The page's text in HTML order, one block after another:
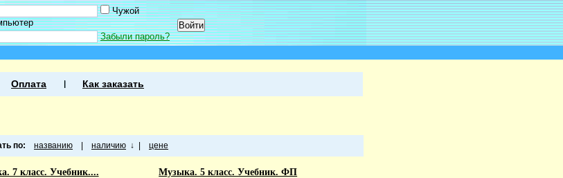
Чужой
Забыли пароль?
Оплата Как заказать
по: названию наличию ↓ цене
7 класс. Учебник....
Музыка. 5 класс. Учебник. ФП